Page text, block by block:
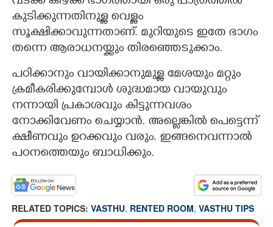
കുടിക്കുന്നതിനുള്ള വെള്ളം
സൂക്ഷിക്കാവുന്നതാണ്. മുറിയുടെ ഇതേ ഭാഗം
തന്നെ ആരാധനയ്ക്കും തിരഞ്ഞെടുക്കാം.
പഠിക്കാനും വായിക്കാനുമുള്ള മേശയും മറ്റും
ക്രമീകരിക്കുമ്പോൾ ശുദ്ധമായ വായുവും
നന്നായി പ്രകാശവും കിട്ടുന്നവശം
നാേക്കിവേണം ചെയ്യാൻ. അല്ലെങ്കിൽ പെട്ടെന്ന്
ക്ഷീണവും ഉറക്കവും വരും. ഇങ്ങനെവന്നാൽ
പഠനത്തെയും ബാധിക്കും.
RELATED TOPICS: VASTHU, RENTED ROOM, VASTHU TIPS